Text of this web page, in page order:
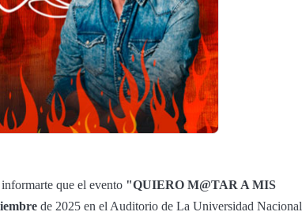
que el evento "QUIERO M@TAR A MIS
de 2025 en el Auditorio de La Universidad Nacional